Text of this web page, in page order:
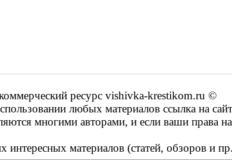
ресурс vishivka-krestikom.ru ©
любых материалов ссылка на
многими авторами, и если ваши права
интересных материалов (статей, обзоров и